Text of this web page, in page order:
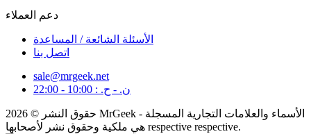
الأسئلة الشائعة / المساعدة
اتصل بنا
sale@mrgeek.net
ن. - ح. : 10:00 - 22:00
حقوق النشر © 2026 MrGeek - الأسماء والعلامات التجارية المسجلة
هي ملكية وحقوق نشر لأصحابها respective respective.